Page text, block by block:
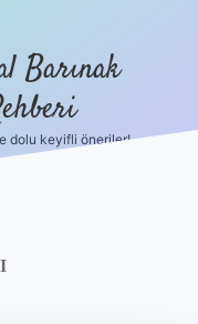
Barınak
dolu keyifli öneriler!